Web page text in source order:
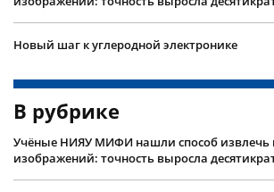
Новый шаг к углеродной электронике
В рубрике
Учëные НИЯУ МИФИ нашли способ извлечь
изображений: точность выросла